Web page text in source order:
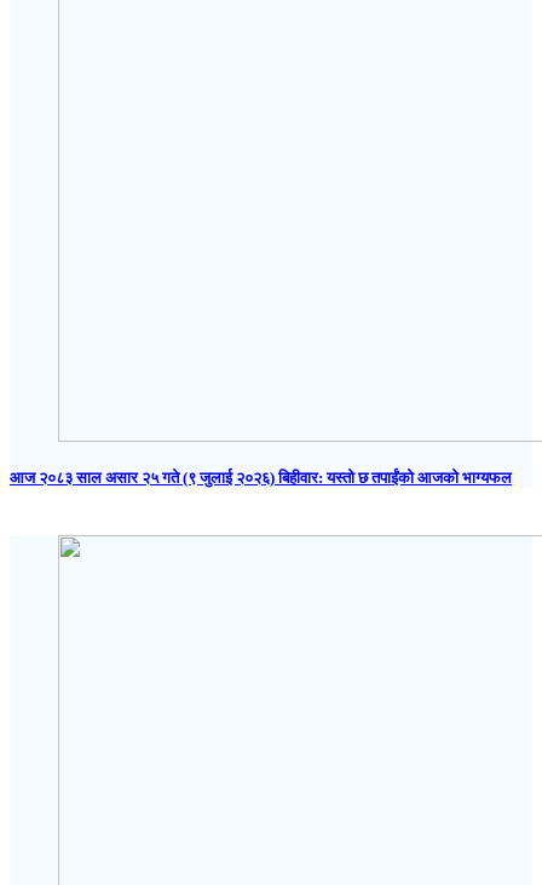
आज २०८३ साल असार २५ गते (९ जुलाई २०२६) बिहीवार: यस्तो छ तपाईंको आजको भाग्यफल